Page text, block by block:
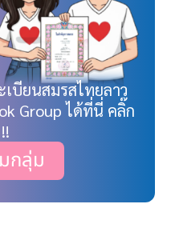
บียนสมรสไทยลาว
Group ได้ที่นี่ คลิ๊ก
กลุ่ม